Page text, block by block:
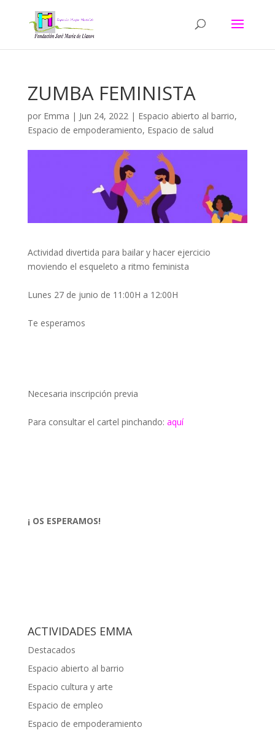
ZUMBA FEMINISTA
por Emma | Jun 24, 2022| Espacio abierto al barrio,
Espacio de empoderamiento, Espacio de salud
Actividad divertida para bailar y hacer ejercicio
moviendo el esqueleto a ritmo feminista
Lunes 27 de junio de 11:00H a 12:00H
Te esperamos
Necesaria inscripción previa
Para consultar el cartel pinchando: aquí
¡ OS ESPERAMOS!
ACTIVIDADES EMMA
Destacados
Espacio abierto al barrio
Espacio cultura y arte
Espacio de empleo
Espacio de empoderamiento